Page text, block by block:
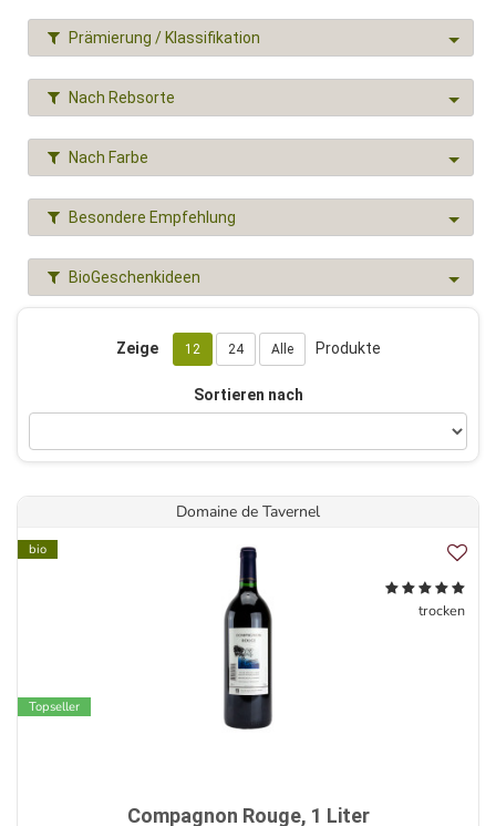
Prämierung / Klassifikation
Nach Rebsorte
Nach Farbe
Besondere Empfehlung
BioGeschenkideen
Zeige 12 24 Alle Produkte
Sortieren nach
Domaine de Tavernel
bio
Topseller
trocken
Compagnon Rouge, 1 Liter